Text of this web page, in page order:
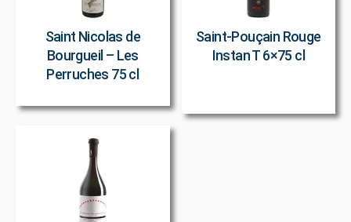
Saint Nicolas de
Bourgueil – Les
Perruches 75 cl
Saint-Pouçain Rouge
Instan T 6×75 cl